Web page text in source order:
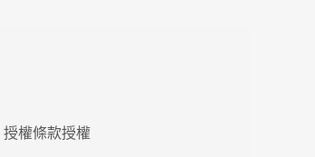
授權條款授權